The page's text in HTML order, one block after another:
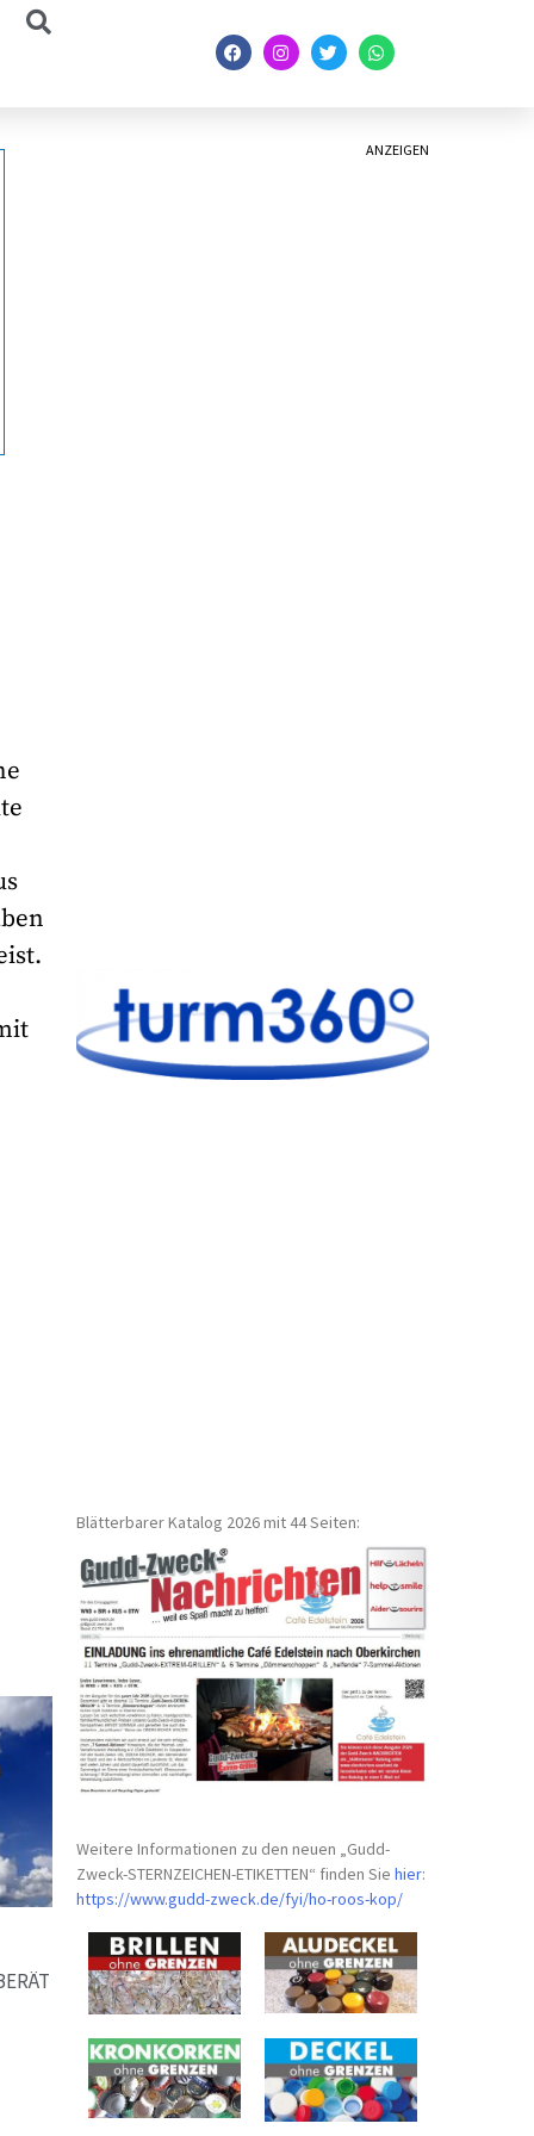
ANZEIGEN
Blätterbarer Katalog 2026 mit 44 Seiten:
Weitere Informationen zu den neuen „Gudd-
Zweck-STERNZEICHEN-ETIKETTEN“ finden Siehier:
https://www.gudd-zweck.de/fyi/ho-roos-kop/